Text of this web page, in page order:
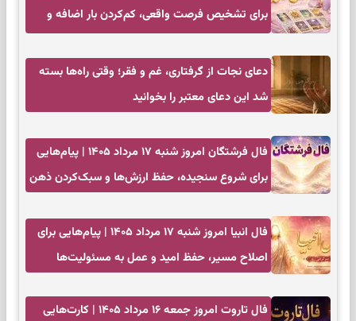
برای تشخیص فرصت واقعی، کم‌کردن بار اضافه و
دعای نجات از گرفتاری، غم و فقر؛ وقتی راه‌ها بسته
شد این دعای معتبر را بخوانید
فال فرشتگان امروز شنبه ۱۷ مرداد ۱۴۰۵ | پیام‌هایی
برای شروع سنجیده، حفظ ارزش‌ها و سبک‌کردن ذهن
فال انبیا امروز شنبه ۱۷ مرداد ۱۴۰۵ | پیام‌هایی برای
اصلاح مسیر، حفظ امید و عمل به مسئولیت‌ها
فال تاروت امروز جمعه ۱۶ مرداد ۱۴۰۵ | کارت‌هایی